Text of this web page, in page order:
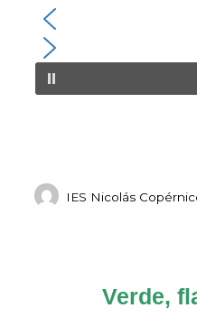
IES Nicolás
Verde,
Compartir